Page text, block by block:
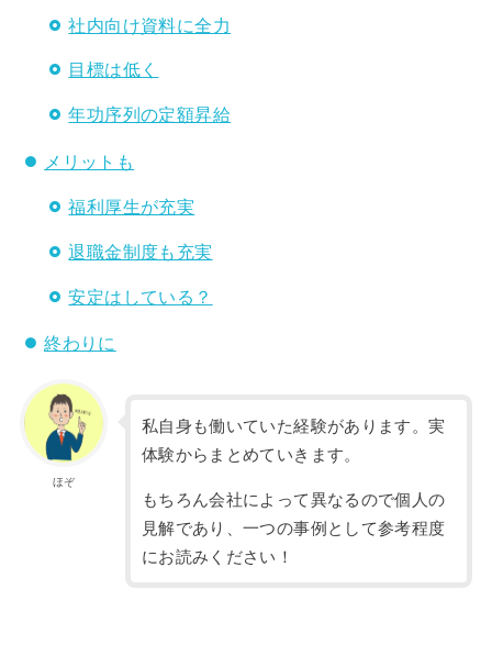
社内向け資料に全力
目標は低く
年功序列の定額昇給
メリットも
福利厚生が充実
退職金制度も充実
安定はしている？
終わりに
ほぞ
私自身も働いていた経験があります。実
体験からまとめていきます。
もちろん会社によって異なるので個人の
見解であり、一つの事例として参考程度
にお読みください！